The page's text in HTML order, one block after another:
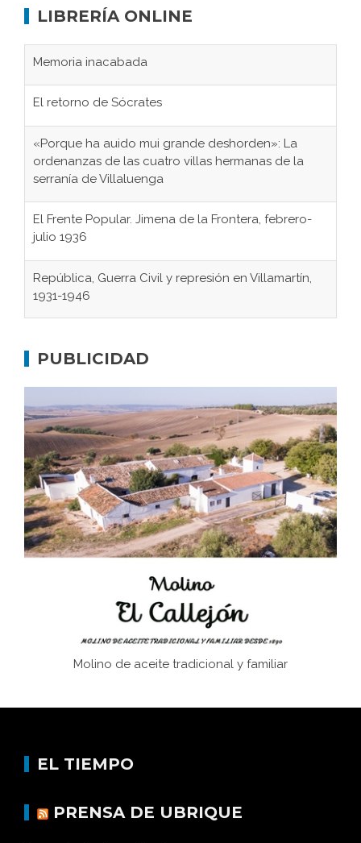
LIBRERÍA ONLINE
Memoria inacabada
El retorno de Sócrates
«Porque ha auido mui grande deshorden»: La
ordenanzas de las cuatro villas hermanas de la
serranía de Villaluenga
El Frente Popular. Jimena de la Frontera, febrero-
julio 1936
República, Guerra Civil y represión en Villamartín,
1931-1946
Gaditanos deportados a campos de
concentración nazis
Don Perafán de Ribera y sus fundaciones de
El Frente Popular. Ubrique, febrero-julio 1936
Juntar las letras. La alfabetización en el campo: del
afán de saber a la autogestión
Historia y vivencias del poblado de Los Hurones
PUBLICIDAD
Molino de aceite tradicional y familiar
EL TIEMPO
PRENSA DE UBRIQUE